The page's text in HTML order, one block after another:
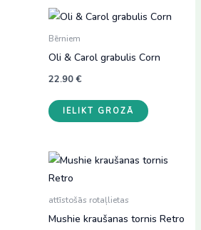
Bērniem
Oli & Carol grabulis Corn
22.90€
IELIKT GROZĀ
attīstošās rotaļlietas
Mushie kraušanas tornis Retro